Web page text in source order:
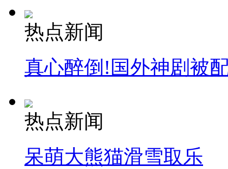
走！跟着总书记去植树
消防员救轻生者 花炮节热闹非凡
纽约上演“枕头大战”
热点新闻
真心醉倒!国外神剧被
热点新闻
呆萌大熊猫滑雪取乐